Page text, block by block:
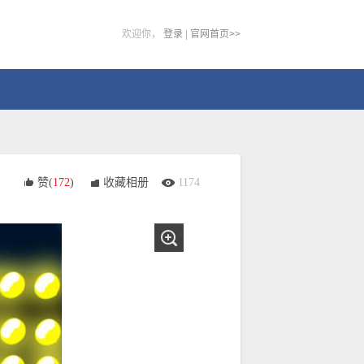
欢迎你， 登录 官网首页>>
赞(172) 收藏相册 1174